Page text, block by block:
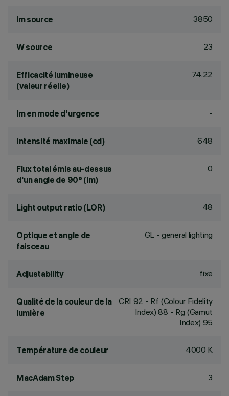
lm source 3850
W source 23
Efficacité lumineuse
(valeur réelle)
74.22
lm en mode d'urgence -
Intensité maximale (cd) 648
Flux total émis au-dessus
d'un angle de 90° (lm)
0
Light output ratio (LOR) 48
Optique et angle de
faisceau
GL - general lighting
Adjustability fixe
Qualité de la couleur de la
lumière
CRI 92 - Rf (Colour Fidelity
Index) 88 - Rg (Gamut
Index) 95
Température de couleur 4000 K
MacAdam Step 3